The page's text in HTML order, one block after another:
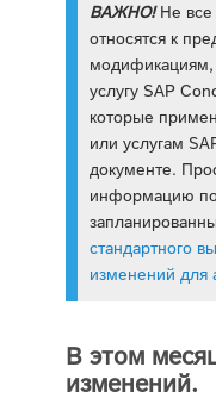
ВАЖНО!Не все
относятся к
модификациям,
услугу SAP
которые
или услугам
документе.
информацию
стандартного
изменений для
В этом
изменений.